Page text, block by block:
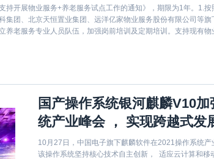
持开展物业服务+养老服务试点工作的通知》，期限为1年。1.按
集团、北京天恒置业集团、远洋亿家物业服务股份有限公司等
养老服务专业人员队伍，加强岗前培训及定期培训。支持现有
国产操作系统银河麒麟V10
统产业峰会 ， 实现跨越式发
10月27日，中国电子旗下麒麟软件在2021操作系统产
该操作系统坚持核心技术自主创新， 适应云计算和移